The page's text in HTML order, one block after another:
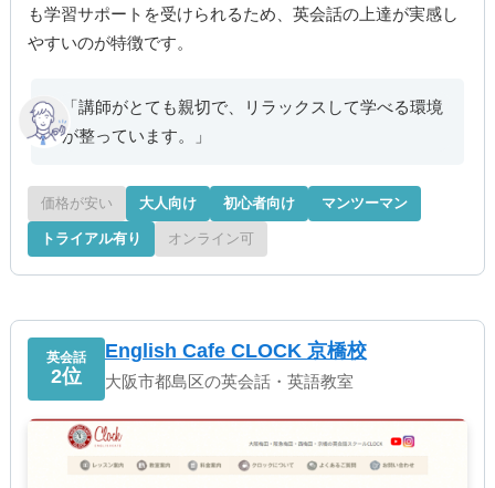
も学習サポートを受けられるため、英会話の上達が実感し
やすいのが特徴です。
「講師がとても親切で、リラックスして学べる環境
が整っています。」
価格が安い 大人向け 初心者向け マンツーマン
トライアル有り オンライン可
英会話
2位
English Cafe CLOCK 京橋校
大阪市都島区の英会話・英語教室